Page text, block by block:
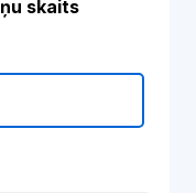
skaits